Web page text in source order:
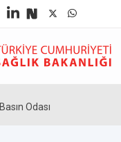
Basın Odası